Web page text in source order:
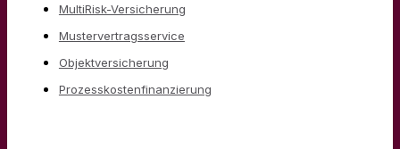
MultiRisk-Versicherung
Mustervertragsservice
Objektversicherung
Prozesskostenfinanzierung